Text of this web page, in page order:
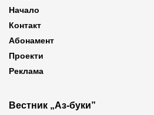
Начало
Контакт
Абонамент
Проекти
Реклама
Вестник „Аз-буки”